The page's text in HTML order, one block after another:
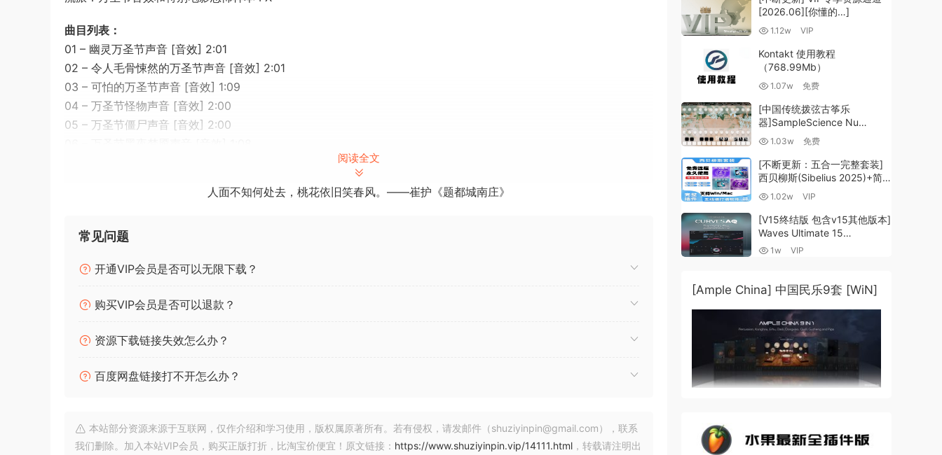
曲目列表：
01 – 幽灵万圣节声音 [音效] 2:01
02 – 令人毛骨悚然的万圣节声音 [音效] 2:01
03 – 可怕的万圣节声音 [音效] 1:09
04 – 万圣节怪物声音 [音效] 2:00
05 – 万圣节僵尸声音 [音效] 2:00
09 – 万圣节吸血鬼声音 [音效] 1:55
11 – 万圣节闹鬼声音 [音效] 1:29
13 – 疯狂万圣节声音 [音效] 1:29
15 – 万圣节女巫声音 [音效] 1:37
16 – 万圣节小精灵声音 [音效] 3:02
18 – 万圣节食尸鬼声音 [音效] 3:02
21 – 万圣节墓地声音 [音效] 3:02
22 – 万圣节邪恶声音 [声音
阅读全文
人面不知何处去，桃花依旧笑春风。——崔护《题都城南庄》
常见问题
开通VIP会员是否可以无限下载？
购买VIP会员是否可以退款？
资源下载链接失效怎么办？
百度网盘链接打不开怎么办？
本站部分资源来源于互联网，仅作介绍和学习使用，版权属原著所有。若有侵权，请发邮件（shuziyinpin@gmail.com），联系
我们删除。加入本站VIP会员，购买正版打折，比淘宝价便宜！原文链接： https://www.shuziyinpin.vip/14111.html ，转载请注明出
[2026.06][你懂的…]
1.12w VIP
Kontakt 使用教程
（768.99Mb）
1.07w 免费
[中国传统拨弦古筝乐
器]SampleScience Nu
Guzheng v2.0 x64 VST
VST3 AU DECENT SAMPLER
[WiN, MacOSX]（158MB)
1.03w 免费
[不断更新：五合一完整套装]
西贝柳斯(Sibelius 2025)+简
谱插件V8+图片识别+音频识别
MacOSX]（80.48GB+）
1.02w VIP
[V15终结版 包含v15其他版本]
Waves Ultimate 15
v25.05.27+一键安装版+安装
（4.1GB+10.2GB+9.6GB）
1w VIP
[Ample China] 中国民乐9套 [WiN]